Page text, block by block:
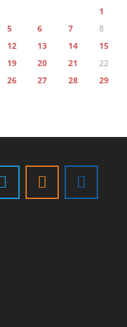
1
5 6 7 8
12 13 14 15
19 20 21 22
26 27 28 29